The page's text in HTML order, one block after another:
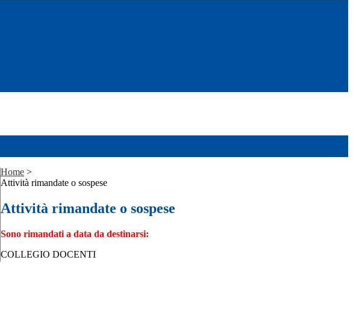
Home >
Attività rimandate o sospese
Attività rimandate o sospese
Sono rimandati a data da destinarsi:
COLLEGIO DOCENTI